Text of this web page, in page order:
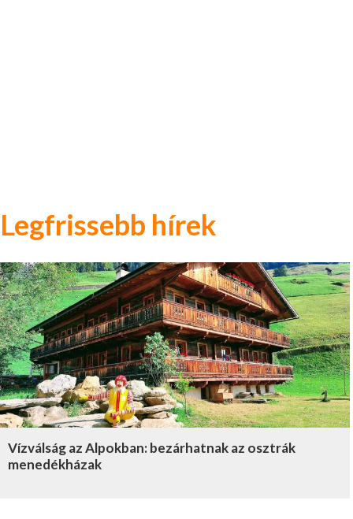
Legfrissebb hírek
Vízválság az Alpokban: bezárhatnak az osztrák
menedékházak